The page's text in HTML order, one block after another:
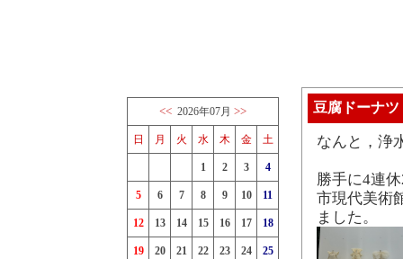
<< 2026年07月 >>
日 月 火 水 木 金 土
1 2 3 4
5 6 7 8 9 10 11
12 13 14 15 16 17 18
19 20 21 22 23 24 25
豆腐ドーナツ
なんと，浄
勝手に4連
市現代美術
ました。